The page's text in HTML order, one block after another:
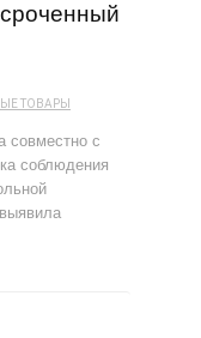
ТОВАРЫ
совместно с
соблюдения